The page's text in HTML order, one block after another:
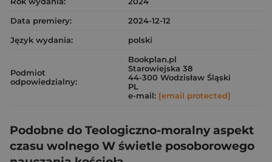
Data premiery:
2024-12-12
Język wydania:
polski
Podmiot
odpowiedzialny:
Bookplan.pl
Starowiejska 38
44-300 Wodzisław Śląski
PL
e-mail: [email protected]
Podobne do Teologiczno-moralny aspekt
czasu wolnego W świetle posoborowego